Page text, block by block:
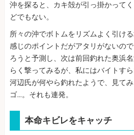
沖を探ると、カキ殻が引っ掛かって
どでもない。
所々の沖でボトムをリズムよく引け
感じのポイントだがアタリがないの
ろうと予測し、次は前回釣れた奥浜
らく撃ってみるが、私にはバイトす
河辺氏が何やら釣れたようで、見て
ゴ…。それも連発。
本命キビレをキャッチ